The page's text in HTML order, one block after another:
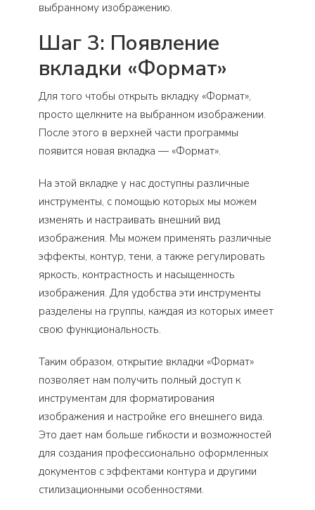
выбранному изображению.
Шаг 3: Появление
вкладки «Формат»
Для того чтобы открыть вкладку «Формат»,
просто щелкните на выбранном изображении.
После этого в верхней части программы
появится новая вкладка — «Формат».
На этой вкладке у нас доступны различные
инструменты, с помощью которых мы можем
изменять и настраивать внешний вид
изображения. Мы можем применять различные
эффекты, контур, тени, а также регулировать
яркость, контрастность и насыщенность
изображения. Для удобства эти инструменты
разделены на группы, каждая из которых имеет
свою функциональность.
Таким образом, открытие вкладки «Формат»
позволяет нам получить полный доступ к
инструментам для форматирования
изображения и настройке его внешнего вида.
Это дает нам больше гибкости и возможностей
для создания профессионально оформленных
документов с эффектами контура и другими
стилизационными особенностями.